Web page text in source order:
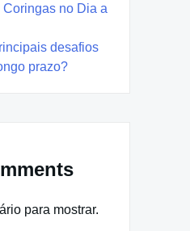
no Dia a
desafios
prazo?
para mostrar.